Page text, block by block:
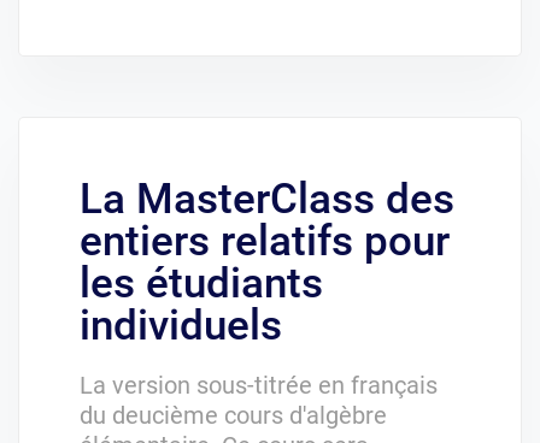
La MasterClass des
entiers relatifs pour
les étudiants
individuels
La version sous-titrée en français
du deucième cours d'algèbre